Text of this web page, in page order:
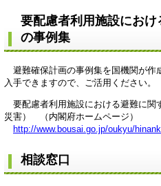
要配慮者利用施設にお
の事例集
避難確保計画の事例集を国機関が作
入手できますので、ご活用ください。
要配慮者利用施設における避難に関
災害） （内閣府ホームページ）
http://www.bousai.go.jp/oukyu/
相談窓口